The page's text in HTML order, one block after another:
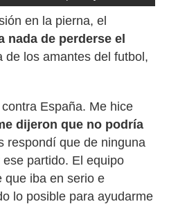
en la pierna, el
nada de perderse el
de los amantes del futbol,
España. Me hice
dijeron que no podría
respondí que de ninguna
partido. El equipo
que iba en serio e
lo posible para ayudarme